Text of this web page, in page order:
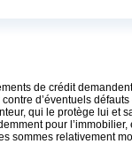
de crédit
d’éventuels
qui le protège lui et
pour
sommes relativement